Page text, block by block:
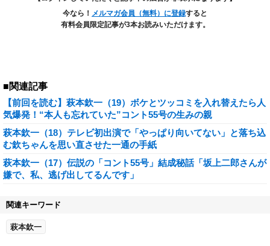
今なら！ メルマガ会員（無料）に登録すると
有料会員限定記事が3本お読みいただけます。
■関連記事
【前回を読む】萩本欽一（19）ボケとツッコミを入れ替えたら人
気爆発！“本人も忘れていた”コント55号の生みの親
萩本欽一（18）テレビ初出演で「やっぱり向いてない」と落ち込
む欽ちゃんを思い直させた一通の手紙
萩本欽一（17）伝説の「コント55号」結成秘話「坂上二郎さんが
嫌で、私、逃げ出してるんです」
関連キーワード
萩本欽一